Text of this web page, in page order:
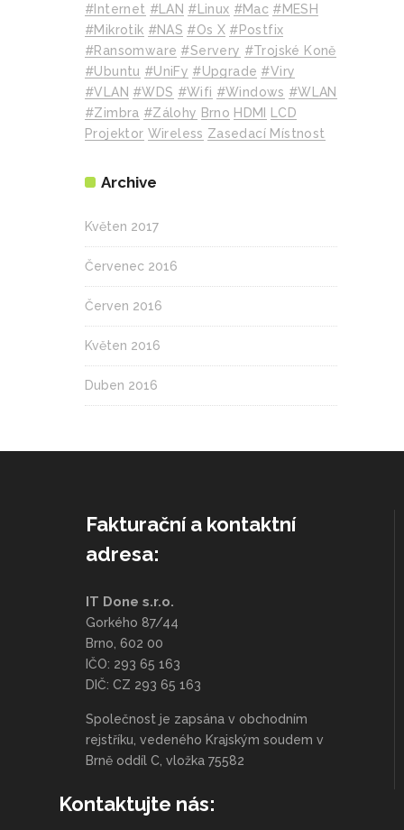
#internet #LAN #Linux #mac #MESH
#mikrotik #NAS #Os X #Postfix
#Ransomware #Servery #Trojské Koně
#Ubuntu #UniFy #Upgrade #Viry
#VLAN #WDS #wifi #Windows #WLAN
#Zimbra #zálohy Brno HDMI LCD
Projektor Wireless Zasedací Místnost
Archive
Květen 2017
Červenec 2016
Červen 2016
Květen 2016
Duben 2016
Fakturační a kontaktní
adresa:
IT Done s.r.o.
Gorkého 87/44
Brno, 602 00
IČO: 293 65 163
DIČ: CZ 293 65 163
Společnost je zapsána v obchodním
rejstříku, vedeného Krajským soudem v
Brně oddíl C, vložka 75582
Kontaktujte nás: